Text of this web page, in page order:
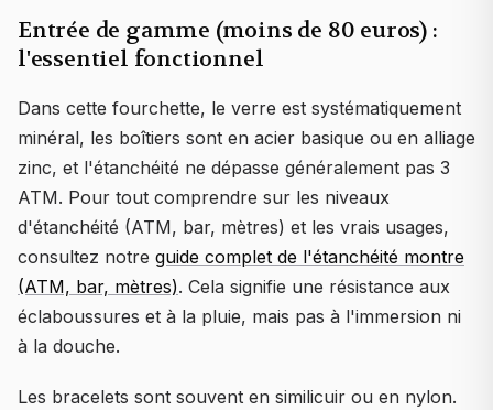
Entrée de gamme (moins de 80 euros) :
l'essentiel fonctionnel
Dans cette fourchette, le verre est systématiquement
minéral, les boîtiers sont en acier basique ou en alliage
zinc, et l'étanchéité ne dépasse généralement pas 3
ATM. Pour tout comprendre sur les niveaux
d'étanchéité (ATM, bar, mètres) et les vrais usages,
consultez notre guide complet de l'étanchéité montre
(ATM, bar, mètres). Cela signifie une résistance aux
éclaboussures et à la pluie, mais pas à l'immersion ni
à la douche.
Les bracelets sont souvent en similicuir ou en nylon.